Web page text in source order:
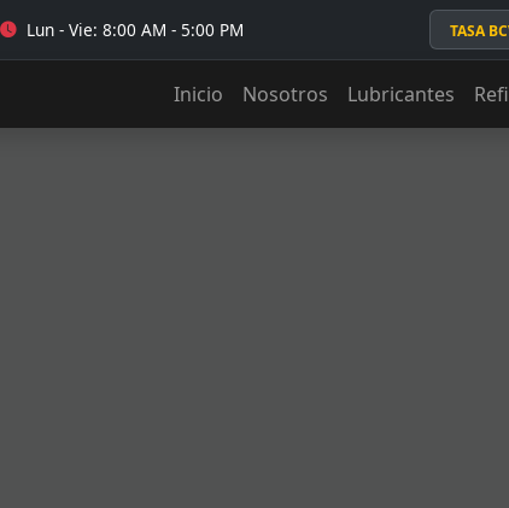
Lun - Vie: 8:00 AM - 5:00 PM TASA
Inicio Nosotros Lubricantes